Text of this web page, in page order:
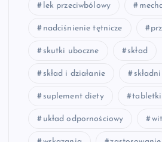
lek przeciwbólowy
nadciśnienie tętnicze
skutki uboczne skład
skład i działanie
suplement diety tabletki
układ odpornościowy